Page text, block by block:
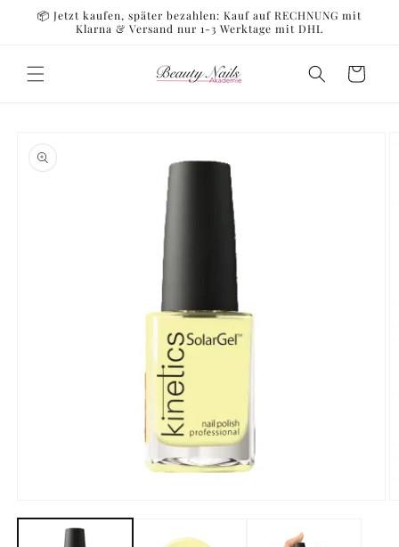
zum
📦 Jetzt kaufen, später bezahlen: Kauf auf RECHNUNG mit
Klarna & Versand nur 1-3 Werktage mit DHL
Warenkorb
1